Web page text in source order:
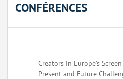
CONFÉRENCES
Creators in Europe’s
Present and Future